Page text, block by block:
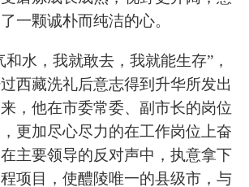
一颗诚朴而纯洁的心。
和水，我就敢去，我就能生存”，
西藏洗礼后意志得到升华所发出
，他在市委常委、副市长的岗位
，更加尽心尽力的在工作岗位上奋
主要领导的反对声中，执意拿下
项目，使醴陵唯一的县级市，与